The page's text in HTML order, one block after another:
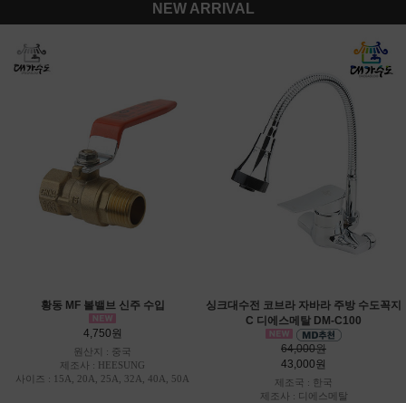
NEW ARRIVAL
황동 MF 볼밸브 신주 수입
4,750원
원산지 : 중국
제조사 : HEESUNG
사이즈 : 15A, 20A, 25A, 32A, 40A, 50A
싱크대수전 코브라 자바라 주방 수도꼭지
C 디에스메탈 DM-C100
64,000원
43,000원
제조국 : 한국
제조사 : 디에스메탈